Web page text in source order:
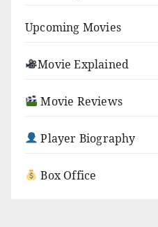
Upcoming Movies
Movie Explained
Movie Reviews
Player Biography
Box Office